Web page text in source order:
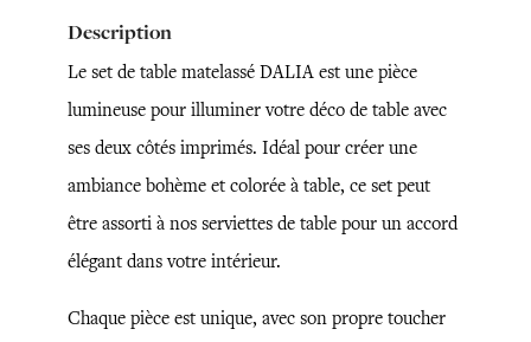
Description
Le set de table matelassé DALIA est une pièce
lumineuse pour illuminer votre déco de table avec
ses deux côtés imprimés. Idéal pour créer une
ambiance bohème et colorée à table, ce set peut
être assorti à nos serviettes de table pour un accord
élégant dans votre intérieur.
Chaque pièce est unique, avec son propre toucher